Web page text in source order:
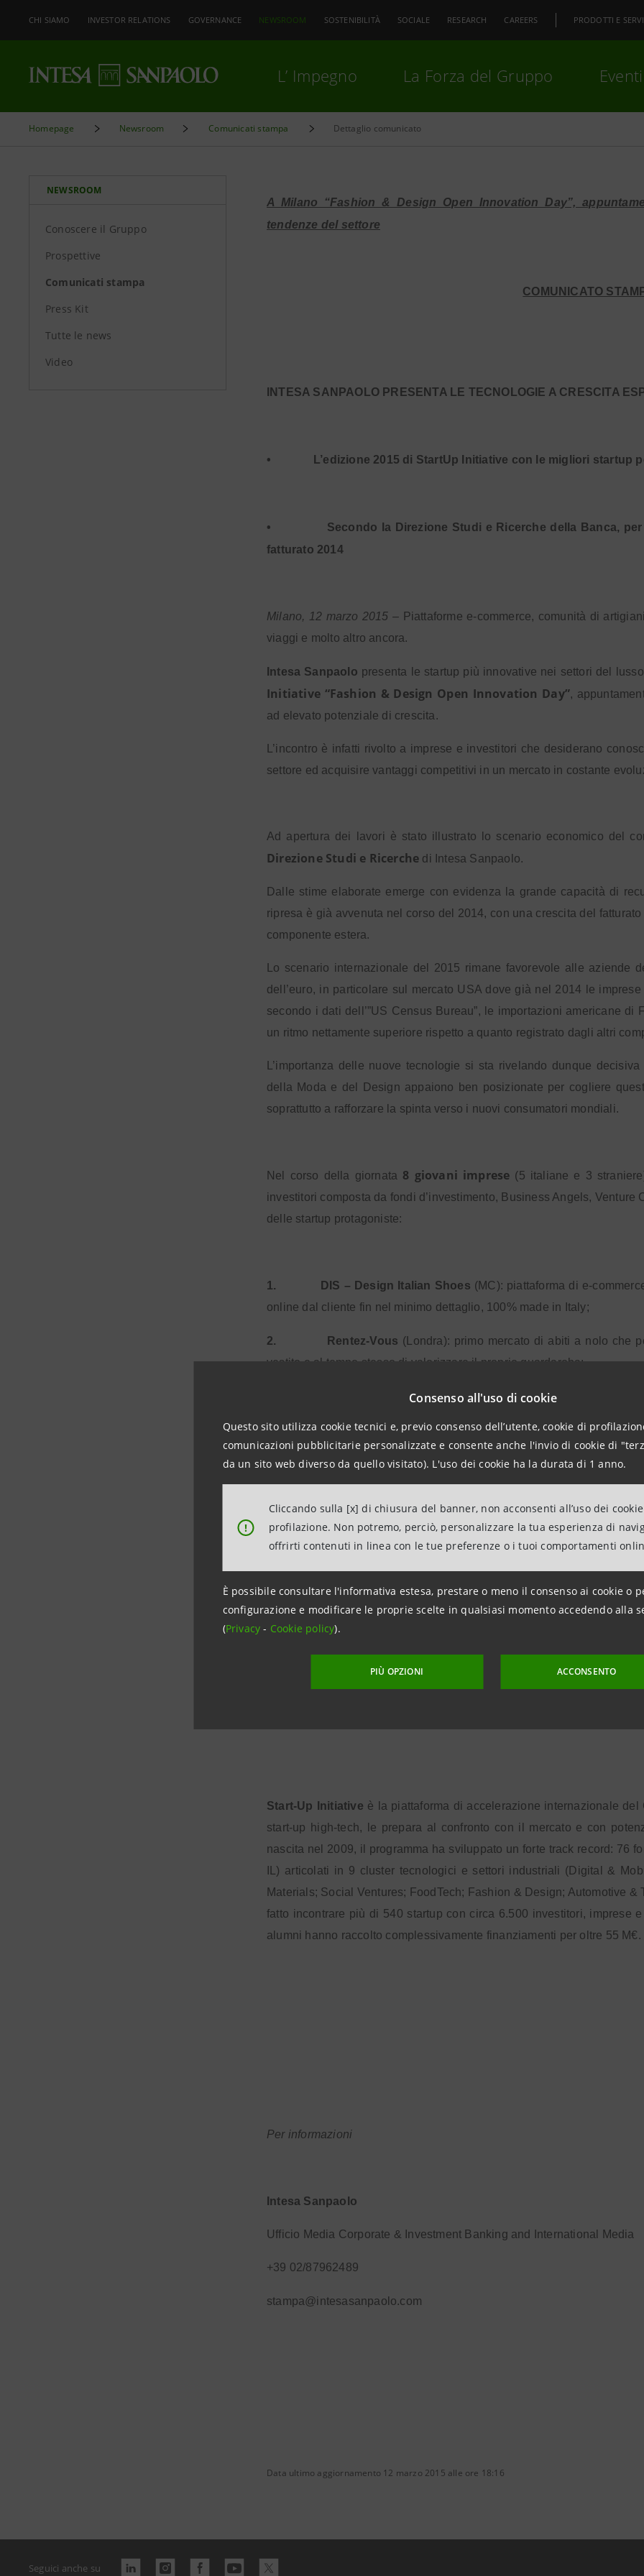
Consenso all'uso di cookie
Questo sito utilizza cookie tecnici e, previo consenso dell’utente, cookie di
comunicazioni pubblicitarie personalizzate e consente anche l'invio di cookie di
da un sito web diverso da quello visitato). L'uso dei cookie ha la durata di 1 anno.
!
Cliccando sulla [x] di chiusura del banner, non acconsenti all’uso dei
profilazione. Non potremo, perciò, personalizzare la tua esperienza di
offrirti contenuti in linea con le tue preferenze o i tuoi comportamenti
È possibile consultare l'informativa estesa, prestare o meno il consenso ai cookie o
configurazione e modificare le proprie scelte in qualsiasi momento accedendo alla
(Privacy- Cookie policy).
PIÙ OPZIONI ACCONSENTO
CHI SIAMO INVESTOR RELATIONS GOVERNANCE NEWSROOM SOSTENIBILITÀ SOCIALE RESEARCH CAREERS PRODOTTI E
L’ Impegno La Forza del Gruppo
Homepage Newsroom Comunicati stampa Dettaglio comunicato
NEWSROOM
Conoscere il Gruppo
Prospettive
Comunicati stampa
Press Kit
Tutte le news
Video
A Milano “Fashion & Design Open Innovation Day”,
tendenze del settore
COMUNICATO
INTESA SANPAOLO PRESENTA LE TECNOLOGIE A CRESCITA
• L’edizione 2015 di StartUp Initiative con le migliori startup
•
Secondo la Direzione Studi e Ricerche della Banca,
fatturato 2014
Milano, 12 marzo 2015 – Piattaforme e-commerce, comunità di
viaggi e molto altro ancora.
Intesa Sanpaolo presenta le startup più innovative nei settori del
Initiative “Fashion & Design Open Innovation Day”,
ad elevato potenziale di crescita.
L’incontro è infatti rivolto a imprese e investitori che desiderano
settore ed acquisire vantaggi competitivi in un mercato in costante
Ad apertura dei lavori è stato illustrato lo scenario economico del
Direzione Studi e Ricerche di Intesa Sanpaolo.
Dalle stime elaborate emerge con evidenza la grande capacità di
ripresa è già avvenuta nel corso del 2014, con una crescita del
componente estera.
Lo scenario internazionale del 2015 rimane favorevole alle aziende
dell’euro, in particolare sul mercato USA dove già nel 2014 le
secondo i dati dell’”US Census Bureau”, le importazioni americane
un ritmo nettamente superiore rispetto a quanto registrato dagli altri
L’importanza delle nuove tecnologie si sta rivelando dunque
della Moda e del Design appaiono ben posizionate per cogliere
soprattutto a rafforzare la spinta verso i nuovi consumatori mondiali.
Nel corso della giornata 8 giovani imprese (5 italiane e 3
investitori composta da fondi d’investimento, Business Angels,
delle startup protagoniste:
1. DIS – Design Italian Shoes (MC): piattaforma di e-
online dal cliente fin nel minimo dettaglio, 100% made in Italy;
2. Rentez-Vous (Londra): primo mercato di abiti a nolo che
vestito e al tempo stesso di valorizzare il proprio guardaroba;
(VR): piattaforma online che consente al
4. Modist(Toronto – Canada): piattaforma per presentare ai
con l’obiettivo di influenzarne le scelte d’acquisto durante lo shopping;
5. Thingarage(Roma): piattaforma per condividere prodotti di
che intendono esternalizzare le attività di R&S;
(NA): brand di capi innovativi dotati di bottoni
7. Quattrocento Eyewear(MI): marchio di occhiali
accessibile, con l’obiettivo di preservare una comunità di artigiani
(Londra): community online e offline di donne
brand del lusso e della moda.
Start-Up Initiative è la piattaforma di accelerazione internazionale
start-up high-tech, le prepara al confronto con il mercato e con
nascita nel 2009, il programma ha sviluppato un forte track record: 76
IL) articolati in 9 cluster tecnologici e settori industriali (Digital &
Materials; Social Ventures; FoodTech; Fashion & Design; Automotive
fatto incontrare più di 540 startup con circa 6.500 investitori, imprese
alumni hanno raccolto complessivamente finanziamenti per oltre 55 M€.
Per informazioni
Intesa Sanpaolo
Ufficio Media Corporate & Investment Banking and International Media
+39 02/87962489
stampa@intesasanpaolo.com
Data ultimo aggiornamento 12 marzo 2015 alle ore 18:16
Seguici anche su